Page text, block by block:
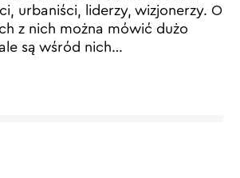
urbaniści, liderzy, wizjonerzy. O
z nich można mówić dużo
są wśród nich…